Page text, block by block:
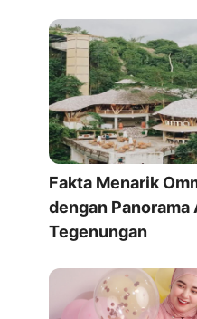
Fakta Menarik
dengan Panorama
Tegenungan